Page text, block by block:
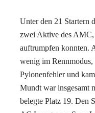
Unter den 21 Startern
zwei Aktive des
auftrumpfen konnten.
wenig im Rennmodus,
Pylonenfehler und
Mundt war insgesamt
belegte Platz 19. Den